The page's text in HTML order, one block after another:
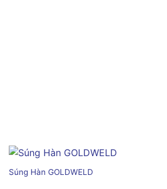
Súng Hàn GOLDWELD